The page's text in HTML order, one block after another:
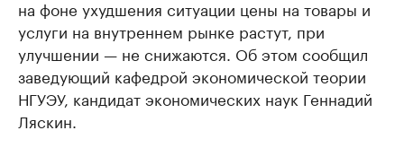
на фоне ухудшения ситуации цены на товары и
услуги на внутреннем рынке растут, при
улучшении — не снижаются. Об этом сообщил
заведующий кафедрой экономической теории
НГУЭУ, кандидат экономических наук Геннадий
Ляскин.